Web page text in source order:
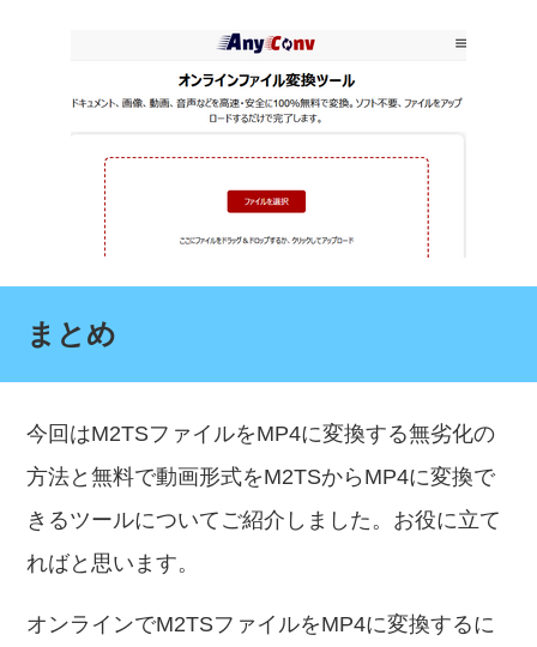
まとめ
今回はM2TSファイルをMP4に変換する無劣化の
方法と無料で動画形式をM2TSからMP4に変換で
きるツールについてご紹介しました。お役に立て
ればと思います。
オンラインでM2TSファイルをMP4に変換するに